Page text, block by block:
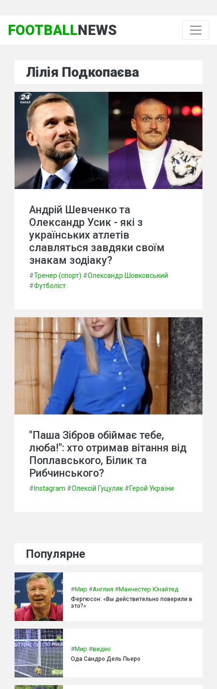
FOOTBALLNEWS
Лілія Подкопаєва
Андрій Шевченко та
Олександр Усик - які з
українських атлетів
славляться завдяки своїм
знакам зодіаку?
#Тренер (спорт) #Олександр Шовковський
#Футболіст
"Паша Зібров обіймає тебе,
люба!": хто отримав вітання від
Поплавського, Білик та
Рибчинського?
# Instagram #Олексій Гуцуляк #Герой України
Популярне
#Мир #Англия #Манчестер Юнайтед
Фергюсон: «Вы действительно поверили в
это?»
#Мир #видео
Ода Сандро Дель Пьеро